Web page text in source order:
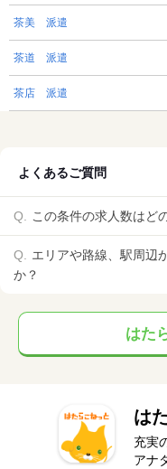
茶美 派遣
茶道 派遣
茶店 派遣
よくあるご質問
この条件の求人数はど
エリアや路線、駅周辺
か？
はた
は
充実
アナ